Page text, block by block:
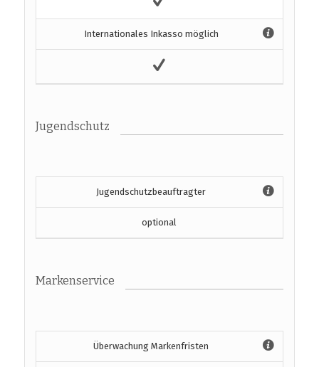
Internationales Inkasso möglich
Jugendschutz
Jugendschutzbeauftragter
optional
Markenservice
Überwachung Markenfristen